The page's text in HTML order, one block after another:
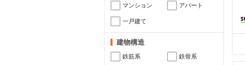
マンション アパート
一戸建て
建物構造
鉄筋系 鉄骨系